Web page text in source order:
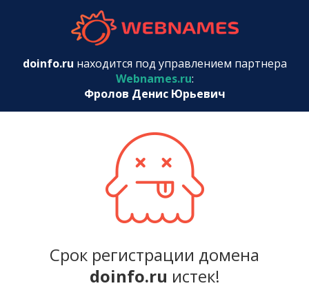
doinfo.ru находится под управлением партнера
Webnames.ru:
Фролов Денис Юрьевич
Срок регистрации домена
doinfo.ru истек!